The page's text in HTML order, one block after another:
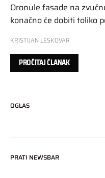
Oronule fasade na
konačno će dobiti toliko
KRISTIJAN LESKOVAR
PROČITAJ ČLANAK
OGLAS
PRATI NEWSBAR